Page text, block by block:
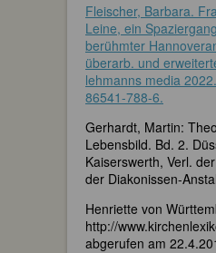
Fleischer, Barbara.
Leine, ein
berühmter
überarb. und
lehmanns media
86541-788-6.
Gerhardt, Martin:
Lebensbild. Bd. 2.
Kaiserswerth, Verl.
der Diakonissen-
Henriette von
http://
abgerufen am